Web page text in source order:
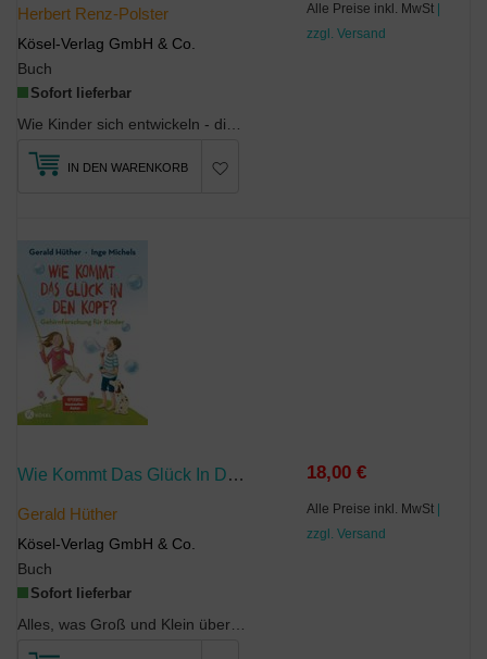
Herbert Renz-Polster
Kösel-Verlag GmbH & Co.
Buch
Sofort lieferbar
Alle Preise inkl. MwSt |
zzgl. Versand
IN DEN WARENKORB
Wie Kommt Das Glück In Den Kopf?
Gerald Hüther
Kösel-Verlag GmbH & Co.
Buch
Sofort lieferbar
18,00 €
Alle Preise inkl. MwSt |
zzgl. Versand